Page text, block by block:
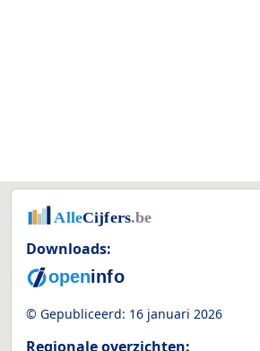
Downloads:
© Gepubliceerd: 16 januari 2026
Regionale overzichten: